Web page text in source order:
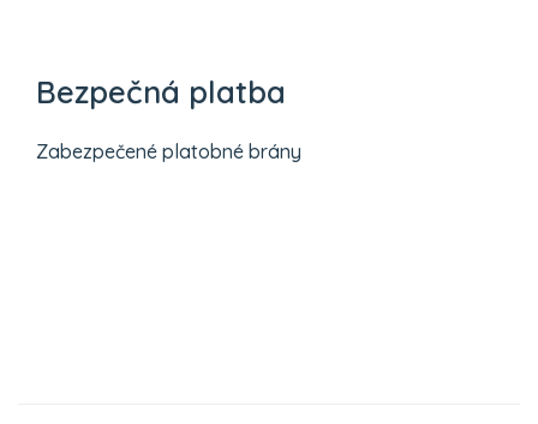
Bezpečná platba
Zabezpečené platobné brány